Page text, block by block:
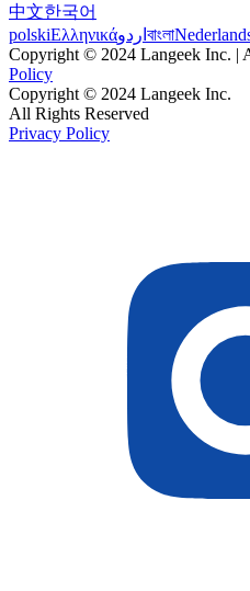
中文한국어
polskiΕλληνικάاردو বাংলা
Copyright © 2024 Langeek Inc. |
Policy
Copyright © 2024 Langeek Inc.
All Rights Reserved
Privacy Policy